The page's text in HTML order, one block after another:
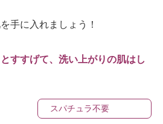
手に入れましょう！
すすげて、洗い上がりの肌はし
スパチュラ不要